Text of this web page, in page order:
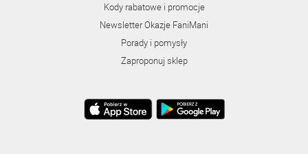
Kody rabatowe i promocje
Newsletter Okazje FaniMani
Porady i pomysły
Zaproponuj sklep